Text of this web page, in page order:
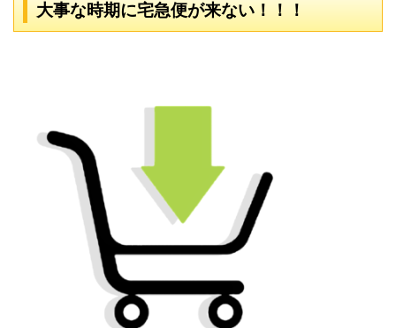
大事な時期に宅急便が来ない！！！